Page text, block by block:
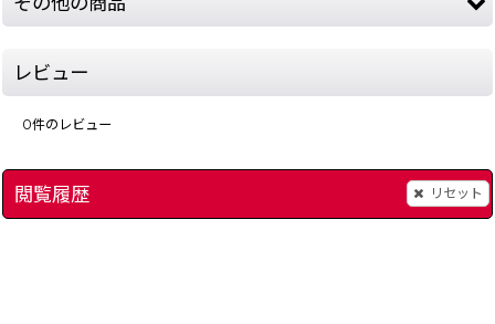
レビュー
0件のレビュー
閲覧履歴 リセット